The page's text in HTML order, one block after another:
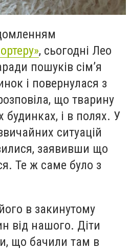
, сьогодні Лео
пошуків сім’я
і повернулася з
що тварину
будинках, і в полях. У
ситуацій
заявивши що
Те ж саме було з
в закинутому
від нашого. Діти
що бачили там в